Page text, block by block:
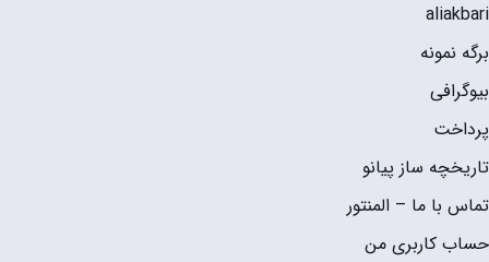
aliakbari
برگه نمونه
بیوگرافی
پرداخت
تاریخچه ساز پیانو
تماس با ما – المنتور
حساب کاربری من